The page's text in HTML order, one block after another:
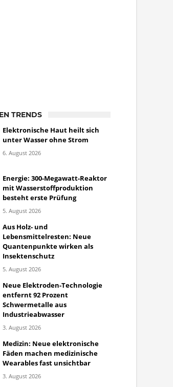
TRENDS
Elektronische Haut heilt sich
unter Wasser ohne Strom
6. August 2026
Energie: 300-Megawatt-Reaktor
mit Wasserstoffproduktion
besteht erste Prüfung
5. August 2026
Aus Holz- und
Lebensmittelresten: Neue
Quantenpunkte wirken als
Insektenschutz
5. August 2026
Neue Elektroden-Technologie
entfernt 92 Prozent
Schwermetalle aus
Industrieabwasser
3. August 2026
Medizin: Neue elektronische
Fäden machen medizinische
Wearables fast unsichtbar
3. August 2026